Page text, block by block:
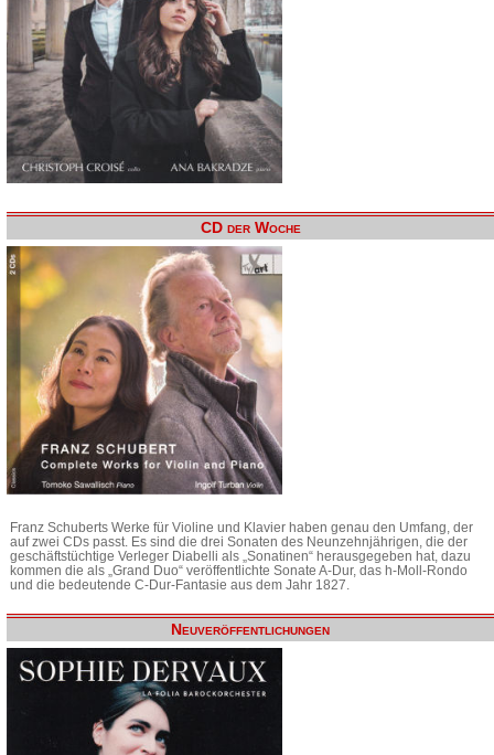
CD der Woche
Franz Schuberts Werke für Violine und Klavier haben genau den Umfang, der
auf zwei CDs passt. Es sind die drei Sonaten des Neunzehnjährigen, die der
geschäftstüchtige Verleger Diabelli als „Sonatinen“ herausgegeben hat, dazu
kommen die als „Grand Duo“ veröffentlichte Sonate A-Dur, das h-Moll-Rondo
und die bedeutende C-Dur-Fantasie aus dem Jahr 1827.
Neuveröffentlichungen